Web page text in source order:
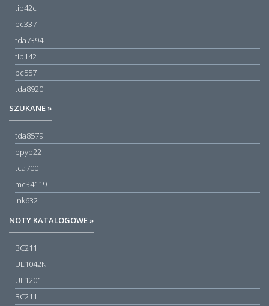
tip42c
bc337
tda7394
tip142
bc557
tda8920
SZUKANE »
tda8579
bpyp22
tca700
mc34119
lnk632
NOTY KATALOGOWE »
BC211
UL1042N
UL1201
BC211